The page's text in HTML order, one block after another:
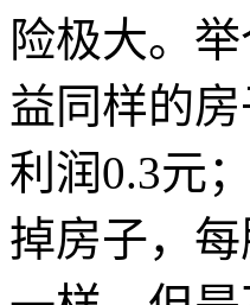
险极大。
益同样的房
利润0.3元；
掉房子，